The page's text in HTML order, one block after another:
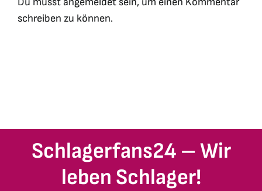
schreiben zu können.
Schlagerfans24 – Wir
leben Schlager!